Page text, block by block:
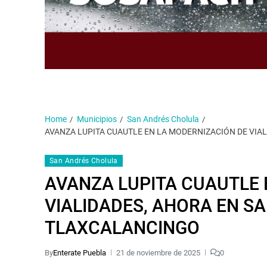
Home Municipios
San Andrés Cholula
AVANZA LUPITA CUAUTLE EN LA MODERNIZACIÓN DE
San Andrés Cholula
AVANZA LUPITA CUAUTLE
VIALIDADES, AHORA EN
TLAXCALANCINGO
ByEnterate Puebla 21 de noviembre de 2025 0